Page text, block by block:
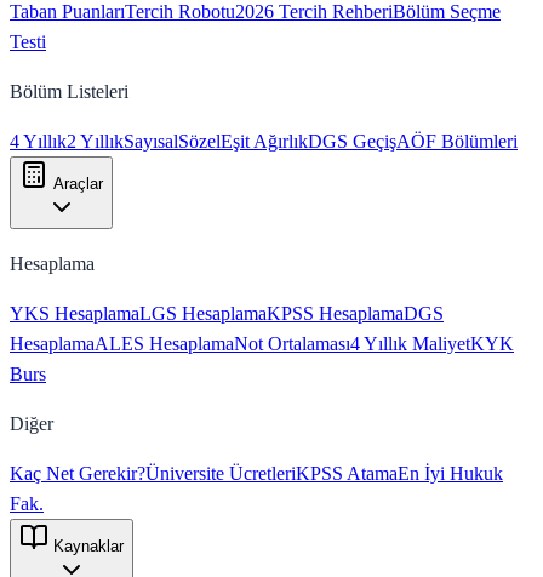
Taban PuanlarıTercih Robotu2026 Tercih RehberiBölüm Seçme
Testi
Bölüm Listeleri
4 Yıllık2 YıllıkSayısalSözelEşit AğırlıkDGS GeçişAÖF Bölümleri
Araçlar
Hesaplama
YKS HesaplamaLGS HesaplamaKPSS HesaplamaDGS
HesaplamaALES HesaplamaNot Ortalaması4 Yıllık MaliyetKYK
Burs
Diğer
Kaç Net Gerekir?Üniversite ÜcretleriKPSS AtamaEn İyi Hukuk
Fak.
Kaynaklar